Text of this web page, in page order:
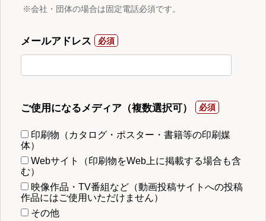
※会社・団体の場合は固定電話必須です。
メールアドレス
ご使用になるメディア（複数選択可）
印刷物（カタログ・ポスター・書籍等の印刷媒
体）
Webサイト（印刷物をWeb上に掲載する場合も含
む）
映像作品・TV番組など（動画投稿サイトへの投稿
作品にはご使用いただけません）
その他